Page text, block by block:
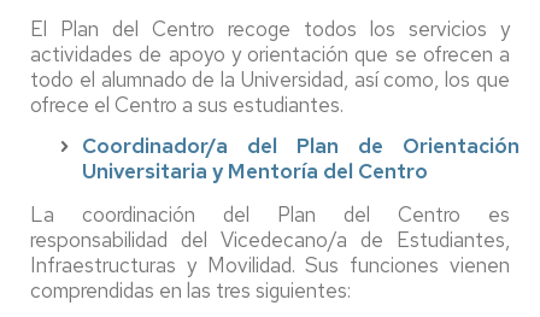
El Plan del Centro recoge todos los servicios y
actividades de apoyo y orientación que se ofrecen a
todo el alumnado de la Universidad, así como, los que
ofrece el Centro a sus estudiantes.
Coordinador/a del Plan de Orientación
Universitaria y Mentoría del Centro
La coordinación del Plan del Centro es
responsabilidad del Vicedecano/a de Estudiantes,
Infraestructuras y Movilidad. Sus funciones vienen
comprendidas en las tres siguientes: